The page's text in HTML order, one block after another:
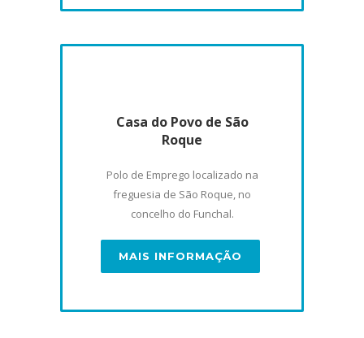
Casa do Povo de São
Roque
Polo de Emprego localizado na
freguesia de São Roque, no
concelho do Funchal.
MAIS INFORMAÇÃO